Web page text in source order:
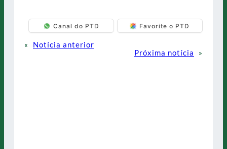
Canal do PTD Favorite o PTD
«
Notícia anterior
Próxima notícia
»